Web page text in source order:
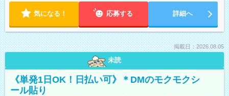
気になる！ 応募する 詳細へ
掲載日：2026.08.05
未読
《単発1日OK！日払い可》＊DMのモクモクシ
ール貼り